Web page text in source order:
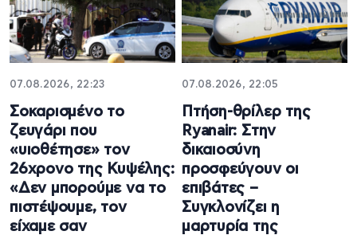
07.08.2026, 22:23
Σοκαρισμένο το
ζευγάρι που
«υιοθέτησε» τον
26χρονο της Κυψέλης:
«Δεν μπορούμε να το
πιστέψουμε, τον
είχαμε σαν
07.08.2026, 22:05
Πτήση-θρίλερ της
Ryanair: Στην
δικαιοσύνη
προσφεύγουν οι
επιβάτες –
Συγκλονίζει η
μαρτυρία της